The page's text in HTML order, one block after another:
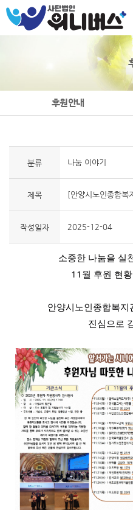
후원안내
분류 나눔 이야기
제목 [안양시노인종합
작성일자 2025-12-04
소중한 나눔을 실
11월 후원 현
안양시노인종합복지
진심으로